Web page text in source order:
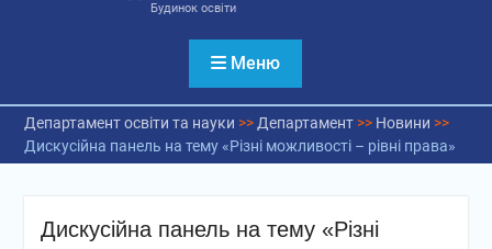
Будинок освіти
Меню
Департамент освіти та науки >> Департамент>> Новини >>
Дискусійна панель на тему «Різні можливості – рівні права»
Дискусійна панель на тему «Різні